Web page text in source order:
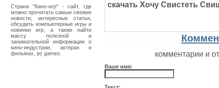
Страна "Кино-игр" - сайт, где
можно прочитать самые свежие
новости, интересные статьи,
обсудить компьютерные игры и
новинки игр, а также найти
массу полезной и
занимательной информации о
кино-индустрии, актерах и
фильмах, pc games.
скачать Хочу Свистеть
комментарии и
Ваше имя: